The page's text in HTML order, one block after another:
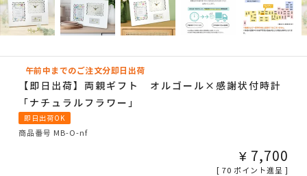
午前中までのご注文分即日出荷
【即日出荷】両親ギフト オルゴール×感謝状付時計
「ナチュラルフラワー」
即日出荷OK
商品番号 MB-O-nf
¥ 7,700
[ 70 ポイント進呈 ]